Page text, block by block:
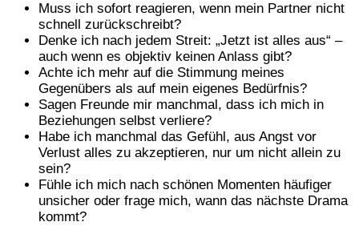
Muss ich sofort reagieren, wenn mein Partner nicht
schnell zurückschreibt?
Denke ich nach jedem Streit: „Jetzt ist alles aus“ –
auch wenn es objektiv keinen Anlass gibt?
Achte ich mehr auf die Stimmung meines
Gegenübers als auf mein eigenes Bedürfnis?
Sagen Freunde mir manchmal, dass ich mich in
Beziehungen selbst verliere?
Habe ich manchmal das Gefühl, aus Angst vor
Verlust alles zu akzeptieren, nur um nicht allein zu
sein?
Fühle ich mich nach schönen Momenten häufiger
unsicher oder frage mich, wann das nächste Drama
kommt?